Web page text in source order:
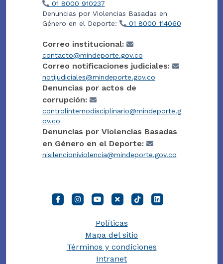
01 8000 910237
Denuncias por Violencias Basadas en
Género en el Deporte:
01 8000 114060
Correo institucional:
contacto@mindeporte.gov.co
Correo notificaciones judiciales:
notijudiciales@mindeporte.gov.co
Denuncias por actos de
corrupción:
controlinternodisciplinario@mindeporte.g
ov.co
Denuncias por Violencias Basadas
en Género en el Deporte:
nisilencioniviolencia@mindeporte.gov.co
Políticas
Mapa del sitio
Términos y condiciones
Intranet